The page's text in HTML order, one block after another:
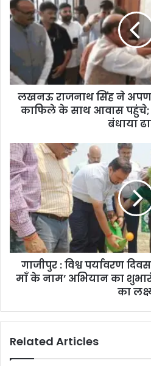
लखनऊ राजनाथ सिंह ने
काफिले के साथ आवास पहुंचे;
बंधाया
गाजीपुर : विश्व पर्यावरण
माँ के नाम’ अभियान का
का
Related Articles